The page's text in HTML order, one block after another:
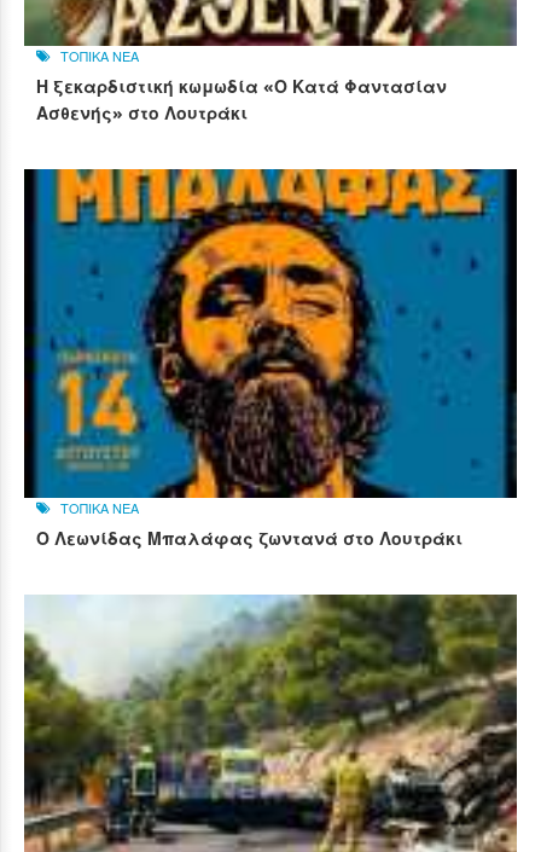
ΤΟΠΙΚΑ ΝΕΑ
Η ξεκαρδιστική κωμωδία «Ο Κατά Φαντασίαν
Ασθενής» στο Λουτράκι
ΤΟΠΙΚΑ ΝΕΑ
Ο Λεωνίδας Μπαλάφας ζωντανά στο Λουτράκι